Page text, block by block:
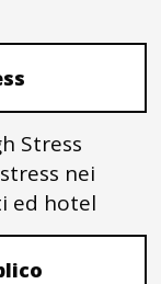
Stress
nei
ed hotel